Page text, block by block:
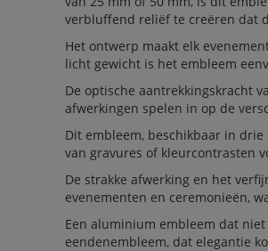
verbluffend reliëf te creëren dat
Het ontwerp maakt elk
licht gewicht is het embleem
De optische aantrekkingskracht
afwerkingen spelen in op de
Dit embleem, beschikbaar in
van gravures of kleurcontrasten
De strakke afwerking en het
evenementen en ceremonieën,
Een aluminium embleem dat
eendenembleem, dat elegantie